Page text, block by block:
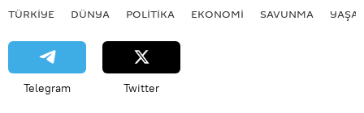
TÜRKIYE DÜNYA POLİTİKA EKONOMİ SAVUNMA
Telegram Twitter